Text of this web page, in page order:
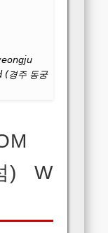
경주 동궁
) W